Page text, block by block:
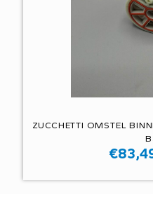
ZUCCHETTI OMSTEL
€